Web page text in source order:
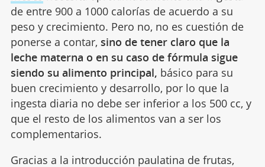
de entre 900 a 1000 calorías de acuerdo a su
peso y crecimiento. Pero no, no es cuestión de
ponerse a contar, sino de tener claro que la
leche materna o en su caso de fórmula sigue
siendo su alimento principal, básico para su
buen crecimiento y desarrollo, por lo que la
ingesta diaria no debe ser inferior a los 500 cc, y
que el resto de los alimentos van a ser los
complementarios.
Gracias a la introducción paulatina de frutas,